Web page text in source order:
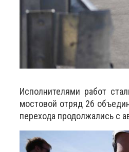
Исполнителями работ
мостовой отряд 26
перехода продолжались с